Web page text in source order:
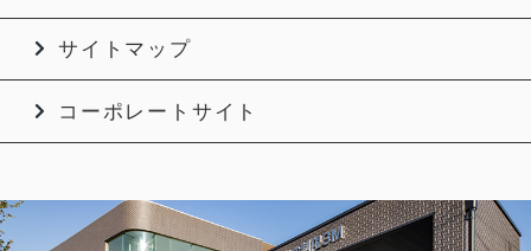
サイトマップ
コーポレートサイト